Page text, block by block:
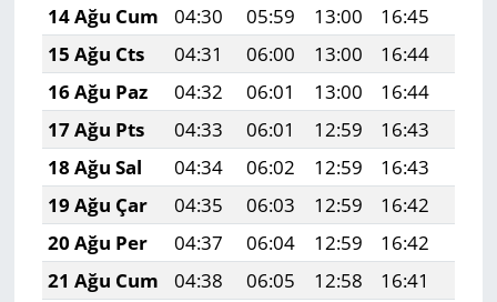
14 Ağu Cum
04:30 05:59 13:00 16:45
15 Ağu Cts
04:31 06:00 13:00 16:44
16 Ağu Paz
04:32 06:01 13:00 16:44
17 Ağu Pts
04:33 06:01 12:59 16:43
18 Ağu Sal
04:34 06:02 12:59 16:43
19 Ağu Çar
04:35 06:03 12:59 16:42
20 Ağu Per
04:37 06:04 12:59 16:42
21 Ağu Cum
04:38 06:05 12:58 16:41